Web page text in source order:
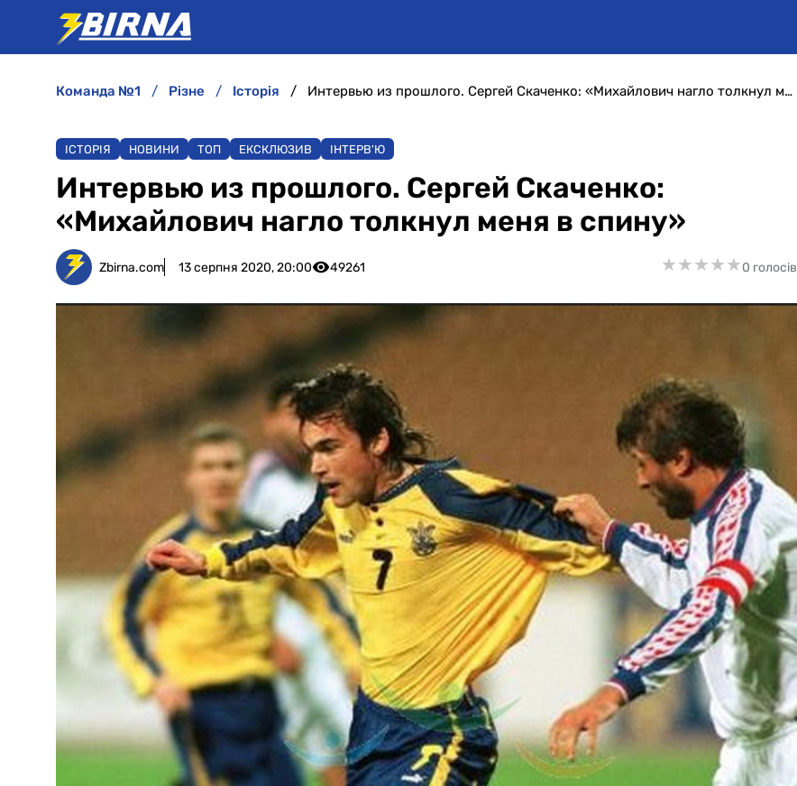
команда №1 різне історія Интервью из прошлого. Сергей Скаченко: «Михайлович нагло толкнул меня в спину»
ІСТОРІЯ НОВИНИ ТОП ЕКСКЛЮЗИВ ІНТЕРВ'Ю
Интервью из прошлого. Сергей Скаченко:
«Михайлович нагло толкнул меня в спину»
Zbirna.com 13 серпня 2020, 20:00 49261 ★★★★★
★★★★★0 голосів